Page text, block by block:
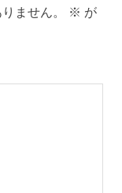
ません。 ※ が